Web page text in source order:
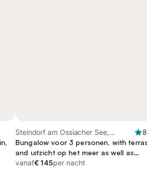
Steindorf am Ossiacher See,
Karinthië
Bungalow voor 3 personen, with
and uitzicht op het meer as well as
uitzicht and tuin
vanaf€ 145per nacht